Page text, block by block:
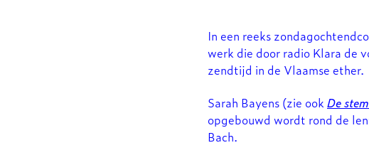
In een reeks
werk die door radio Klara de
zendtijd in de Vlaamse ether.
Sarah Bayens (zie ook De
opgebouwd wordt rond de
Bach.